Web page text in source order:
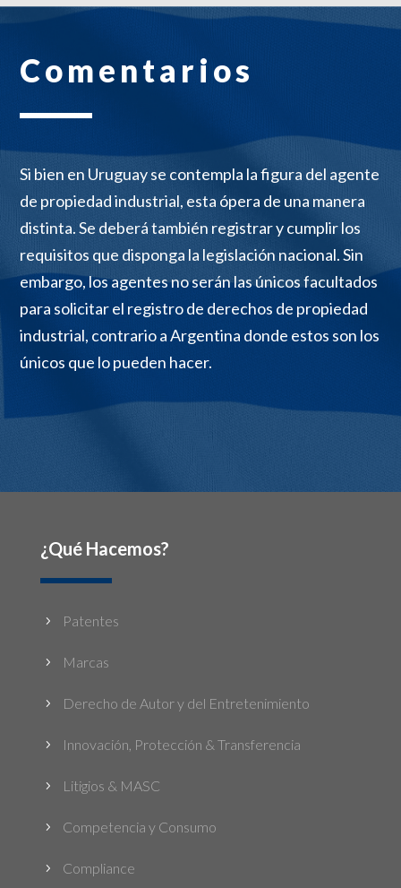
Comentarios
Si bien en Uruguay se contempla la figura del agente
de propiedad industrial, esta ópera de una manera
distinta. Se deberátambién registrar y cumplir los
requisitos que disponga la legislación nacional. Sin
embargo, los agentes no serán las únicos facultados
para solicitar el registro de derechos de propiedad
industrial, contrario a Argentina donde estos son los
únicos que lo pueden hacer.
¿Qué Hacemos?
5 Patentes
5 Marcas
5 Derecho de Autor y del Entretenimiento
5 Innovación, Protección & Transferencia
5 Litigios & MASC
5 Competencia y Consumo
5 Compliance